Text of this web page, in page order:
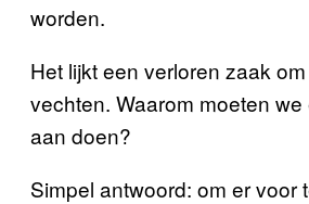
worden.
Het lijkt een verloren zaak
vechten. Waarom moeten
aan doen?
Simpel antwoord: om er voor